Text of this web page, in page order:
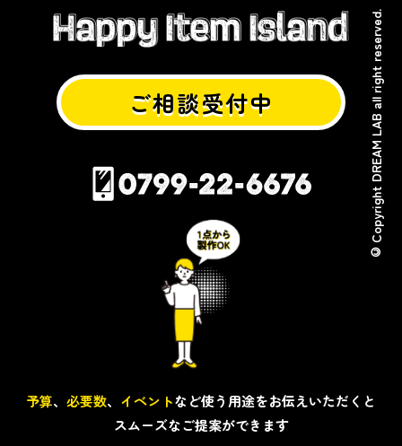
© Copyright DREAM LAB all right reserved.
ご相談受付中
予算、 必要数、 イベントなど使う用途をお伝えいただくと
スムーズなご提案ができます